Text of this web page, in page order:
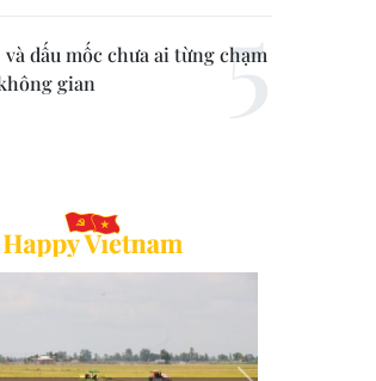
dấu mốc chưa ai từng chạm
gian